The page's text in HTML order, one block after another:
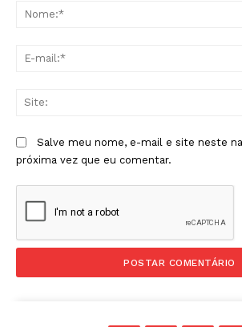
Salve meu nome, e-mail e site neste
próxima vez que eu comentar.